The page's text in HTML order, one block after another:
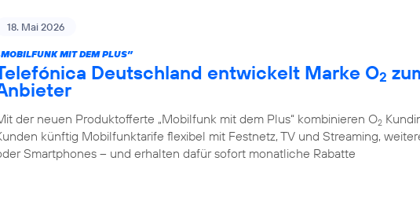
18. Mai 2026
MIT DEM PLUS”
Deutschland entwickelt Marke O2
der neuen Produktofferte „Mobilfunk mit dem Plus“ kombinieren O2
künftig Mobilfunktarife flexibel mit Festnetz, TV und Streaming,
Smartphones – und erhalten dafür sofort monatliche Rabatte